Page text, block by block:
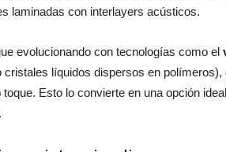
laminadas con interlayers acústicos.
evolucionando con tecnologías como el
cristales líquidos dispersos en
toque. Esto lo convierte en una opción